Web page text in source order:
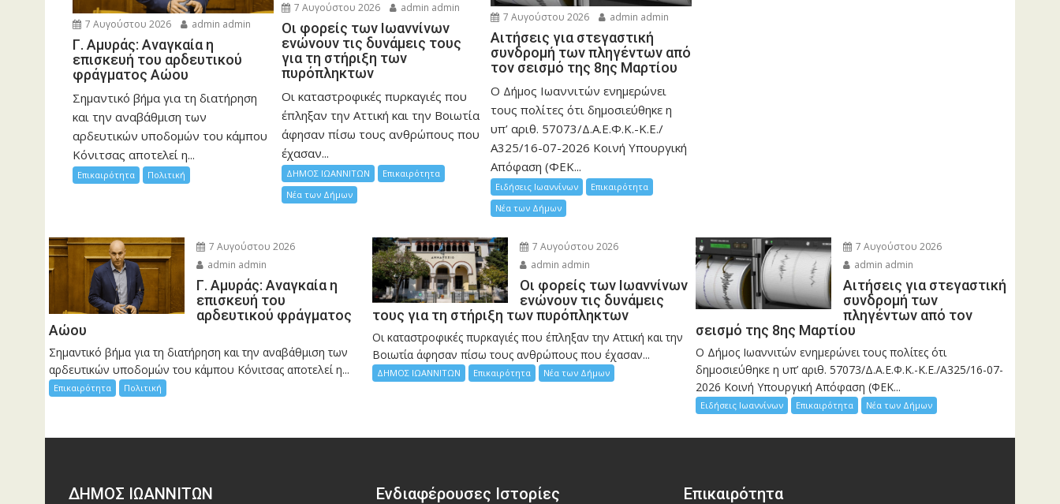
7 Αυγούστου 2026 admin admin
Γ. Αμυράς: Αναγκαία η
επισκευή του αρδευτικού
φράγματος Αώου
Σημαντικό βήμα για τη διατήρηση
και την αναβάθμιση των
αρδευτικών υποδομών του κάμπου
Κόνιτσας αποτελεί η...
Επικαιρότητα Πολιτική
7 Αυγούστου 2026 admin admin
Οι φορείς των Ιωαννίνων
ενώνουν τις δυνάμεις τους
για τη στήριξη των
πυρόπληκτων
Οι καταστροφικές πυρκαγιές που
έπληξαν την Αττική και την Bοιωτία
άφησαν πίσω τους ανθρώπους που
έχασαν...
ΔΗΜΟΣ ΙΩΑΝΝΙΤΩΝ
Επικαιρότητα
Νέα των Δήμων
7 Αυγούστου 2026 admin admin
Αιτήσεις για στεγαστική
συνδρομή των πληγέντων από
τον σεισμό της 8ης Μαρτίου
Ο Δήμος Ιωαννιτών ενημερώνει
τους πολίτες ότι δημοσιεύθηκε η
υπ’ αριθ. 57073/Δ.Α.Ε.Φ.Κ.-Κ.Ε./
Α325/16-07-2026 Κοινή Υπουργική
Απόφαση (ΦΕΚ...
Ειδήσεις Ιωαννίνων
Επικαιρότητα
Νέα των Δήμων
7 Αυγούστου 2026
admin admin
Γ. Αμυράς: Αναγκαία η
επισκευή του
αρδευτικού φράγματος
Αώου
Σημαντικό βήμα για τη διατήρηση και την αναβάθμιση των
αρδευτικών υποδομών του κάμπου Κόνιτσας αποτελεί η...
Επικαιρότητα Πολιτική
7 Αυγούστου 2026
admin admin
Οι φορείς των Ιωαννίνων
ενώνουν τις δυνάμεις
τους για τη στήριξη των πυρόπληκτων
Οι καταστροφικές πυρκαγιές που έπληξαν την Αττική και την
Bοιωτία άφησαν πίσω τους ανθρώπους που έχασαν...
ΔΗΜΟΣ ΙΩΑΝΝΙΤΩΝ Επικαιρότητα Νέα των Δήμων
7 Αυγούστου 2026
admin admin
Αιτήσεις για στεγαστική
συνδρομή των
πληγέντων από τον
σεισμό της 8ης Μαρτίου
Ο Δήμος Ιωαννιτών ενημερώνει τους πολίτες ότι
δημοσιεύθηκε η υπ’ αριθ. 57073/Δ.Α.Ε.Φ.Κ.-Κ.Ε./Α325/16-07-
2026 Κοινή Υπουργική Απόφαση (ΦΕΚ...
Ειδήσεις Ιωαννίνων Επικαιρότητα Νέα των Δήμων
ΔΗΜΟΣ ΙΩΑΝΝΙΤΩΝ Ενδιαφέρουσες Ιστορίες Επικαιρότητα